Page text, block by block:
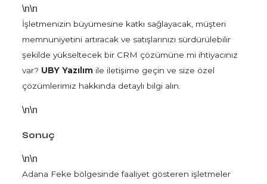
\n\n
İşletmenizin büyümesine katkı sağlayacak, müşteri
memnuniyetini artıracak ve satışlarınızı sürdürülebilir
şekilde yükseltecek bir CRM çözümüne mi ihtiyacınız
var? UBY Yazılım ile iletişime geçin ve size özel
çözümlerimiz hakkında detaylı bilgi alın.
\n\n
Sonuç
\n\n
Adana Feke bölgesinde faaliyet gösteren işletmeler